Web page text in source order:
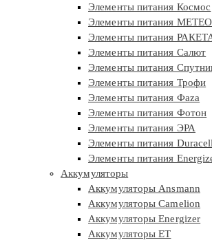
Элементы питания Космос
Элементы питания
Элементы питания
Элементы питания Салют
Элементы питания
Элементы питания Трофи
Элементы питания Фaza
Элементы питания Фотон
Элементы питания ЭРА
Элементы питания Duracell
Элементы питания
Аккумуляторы
Аккумуляторы Ansmann
Аккумуляторы Camelion
Аккумуляторы Energizer
Аккумуляторы ET